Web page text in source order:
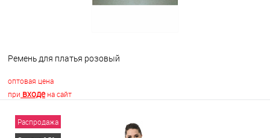
Ремень для платья розовый
оптовая цена
при входена сайт
В корзину
Распродажа